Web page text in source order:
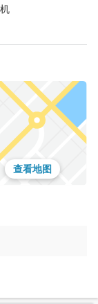
查看地图